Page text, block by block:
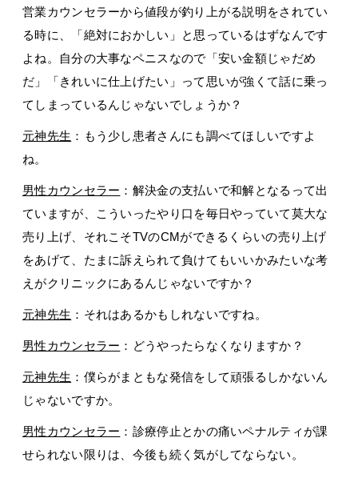
営業カウンセラーから値段が釣り上がる説明をされてい
る時に、「絶対におかしい」と思っているはずなんです
よね。自分の大事なペニスなので「安い金額じゃだめ
だ」「きれいに仕上げたい」って思いが強くて話に乗っ
てしまっているんじゃないでしょうか？
元神先生 ：もう少し患者さんにも調べてほしいですよ
ね。
男性カウンセラー ：解決金の支払いで和解となるって出
ていますが、こういったやり口を毎日やっていて莫大な
売り上げ、それこそTVのCMができるくらいの売り上げ
をあげて、たまに訴えられて負けてもいいかみたいな考
えがクリニックにあるんじゃないですか？
元神先生 ：それはあるかもしれないですね。
男性カウンセラー ：どうやったらなくなりますか？
元神先生 ：僕らがまともな発信をして頑張るしかないん
じゃないですか。
男性カウンセラー ：診療停止とかの痛いペナルティが課
せられない限りは、今後も続く気がしてならない。